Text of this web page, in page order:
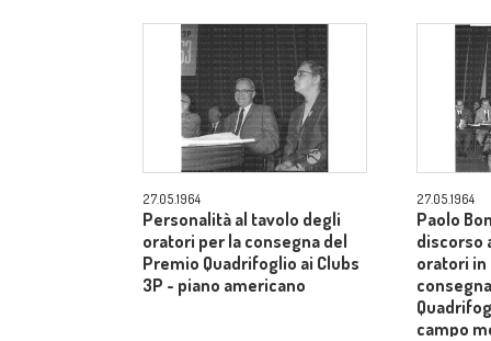
27.05.1964
Personalità al tavolo degli
oratori per la consegna del
Premio Quadrifoglio ai Clubs
3P - piano americano
27.05.1964
Paolo
discorso
oratori in
campo